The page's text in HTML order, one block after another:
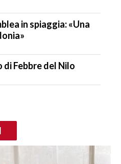
in spiaggia: «Una
Febbre del Nilo